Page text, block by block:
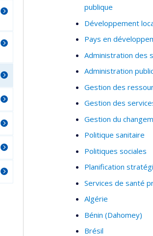
publique
Développement
Pays en
Administration des
Administration
Gestion des
Gestion des
Gestion du
Politique sanitaire
Politiques sociales
Planification
Services de santé
Algérie
Bénin (Dahomey)
Brésil